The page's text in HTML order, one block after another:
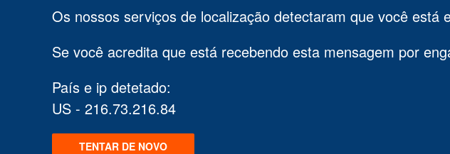
Os nossos serviços de localização detectaram que você
Se você acredita que está recebendo esta mensagem por
País e ip detetado:
US - 216.73.216.84
TENTAR DE NOVO